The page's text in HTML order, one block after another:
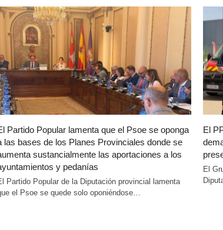
Partido Popular lamenta que el Psoe se oponga
las bases de los Planes Provinciales donde se
sustancialmente las aportaciones a los
y pedanías
Partido Popular de la Diputación provincial lamenta
el Psoe se quede solo oponiéndose…
El
El